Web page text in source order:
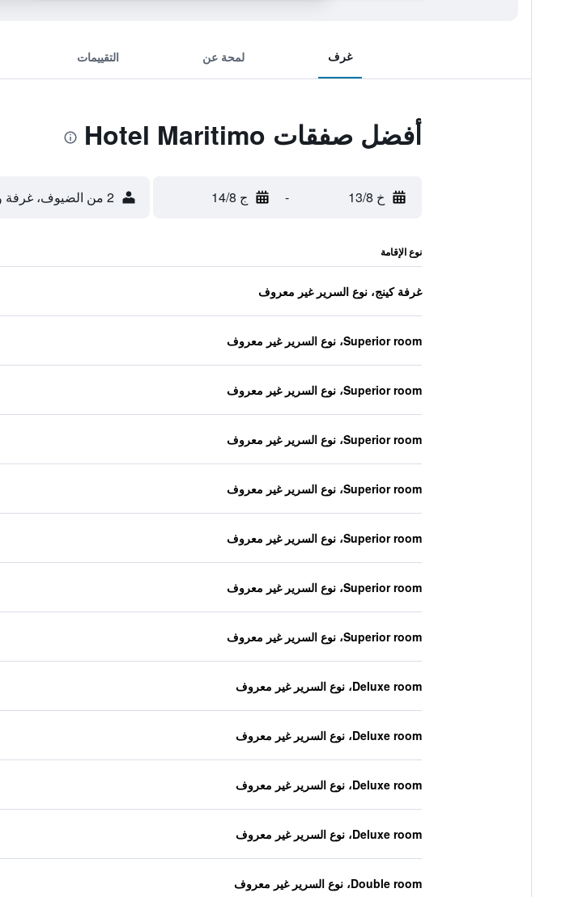
غرف لمحة عن التقييمات
أفضل صفقات Hotel Maritimo
خ 13/8 - ج 14/8 2 من الضيوف، غرفة واحدة
نوع الإقامة
غرفة كينج، نوع السرير غير معروف
Superior room، نوع السرير غير معروف
Superior room، نوع السرير غير معروف
Superior room، نوع السرير غير معروف
Superior room، نوع السرير غير معروف
Superior room، نوع السرير غير معروف
Superior room، نوع السرير غير معروف
Superior room، نوع السرير غير معروف
Deluxe room، نوع السرير غير معروف
Deluxe room، نوع السرير غير معروف
Deluxe room، نوع السرير غير معروف
Deluxe room، نوع السرير غير معروف
Double room، نوع السرير غير معروف